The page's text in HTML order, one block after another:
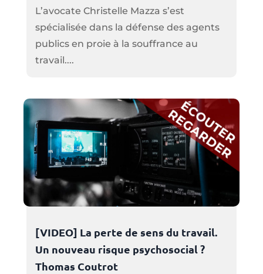
L’avocate Christelle Mazza s’est
spécialisée dans la défense des agents
publics en proie à la souffrance au
travail....
[VIDEO] La perte de sens du travail.
Un nouveau risque psychosocial ?
Thomas Coutrot